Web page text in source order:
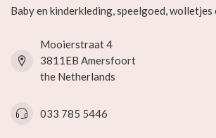
Baby en kinderkleding, speelgoed, wolletjes
Mooierstraat 4
3811EB Amersfoort
the Netherlands
033 785 5446